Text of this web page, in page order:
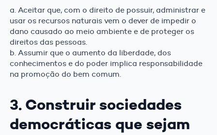
a. Aceitar que, com o direito de possuir, administrar e
usar os recursos naturais vem o dever de impedir o
dano causado ao meio ambiente e de proteger os
direitos das pessoas.
b. Assumir que o aumento da liberdade, dos
conhecimentos e do poder implica responsabilidade
na promoção do bem comum.
3. Construir sociedades
democráticas que sejam